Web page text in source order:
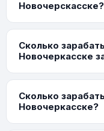
Новочерскасске?
Сколько
Новочеркасске
Сколько
Новочеркасске?